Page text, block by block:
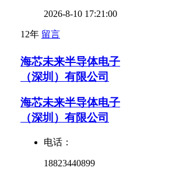
2026-8-10 17:21:00
12年 留言
海芯未来半导体电子
（深圳）有限公司
海芯未来半导体电子
（深圳）有限公司
电话：
18823440899